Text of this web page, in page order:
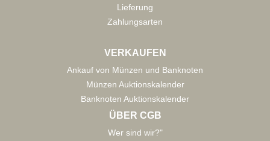
Lieferung
Zahlungsarten
VERKAUFEN
Ankauf von Münzen und Banknoten
Münzen Auktionskalender
Banknoten Auktionskalender
ÜBER CGB
Wer sind wir?"